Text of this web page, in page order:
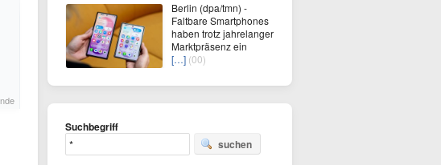
Berlin (dpa/tmn) -
Faltbare Smartphones
haben trotz jahrelanger
Marktpräsenz ein
[…] (00)
Suchbegriff
suchen